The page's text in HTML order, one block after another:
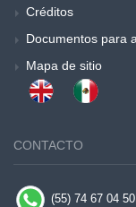
Créditos
Documentos para
Mapa de sitio
CONTACTO
(55) 74 67 04 50